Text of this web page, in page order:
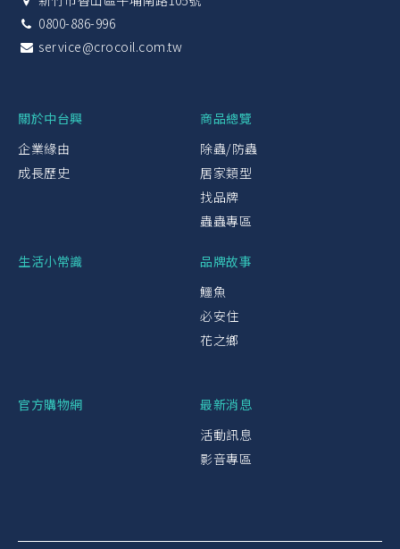
0800-886-996
service@crocoil.com.tw
關於中台興
企業緣由
成長歷史
商品總覽
除蟲/防蟲
居家類型
找品牌
蟲蟲專區
生活小常識
品牌故事
鱷魚
必安住
花之鄉
官方購物網
最新消息
活動訊息
影音專區